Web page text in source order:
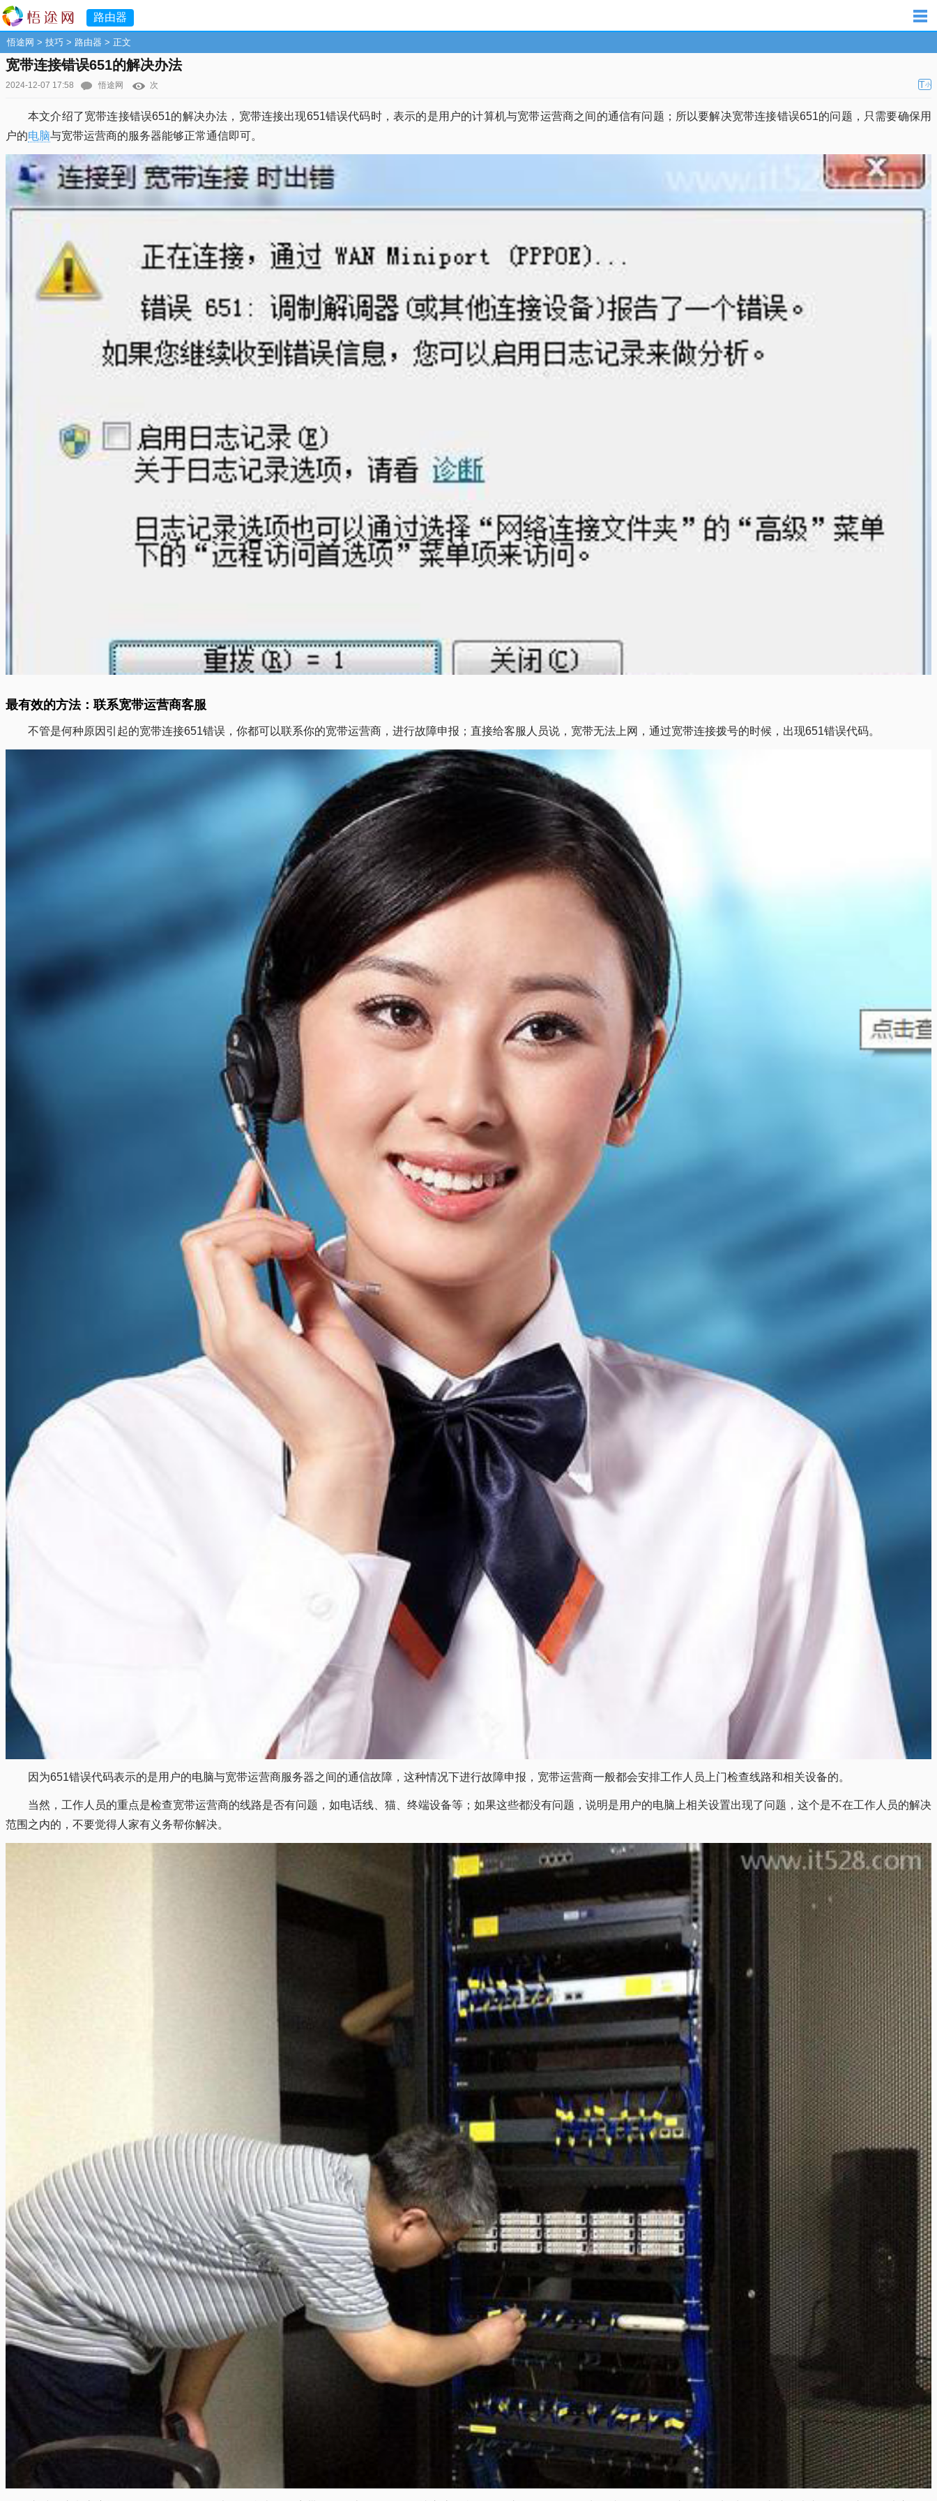
路由器
悟途网 > 技巧 > 路由器 > 正文
宽带连接错误651的解决办法
2024-12-07 17:58 悟途网 次 T小
本文介绍了宽带连接错误651的解决办法，宽带连接出现651错误代码时，表示的是用户的计算机与宽带运营商之间的通信有问题；所以要解决宽带连接错误651的问题，只需要确保用
户的电脑与宽带运营商的服务器能够正常通信即可。
最有效的方法：联系宽带运营商客服
不管是何种原因引起的宽带连接651错误，你都可以联系你的宽带运营商，进行故障申报；直接给客服人员说，宽带无法上网，通过宽带连接拨号的时候，出现651错误代码。
因为651错误代码表示的是用户的电脑与宽带运营商服务器之间的通信故障，这种情况下进行故障申报，宽带运营商一般都会安排工作人员上门检查线路和相关设备的。
当然，工作人员的重点是检查宽带运营商的线路是否有问题，如电话线、猫、终端设备等；如果这些都没有问题，说明是用户的电脑上相关设置出现了问题，这个是不在工作人员的解决
范围之内的，不要觉得人家有义务帮你解决。